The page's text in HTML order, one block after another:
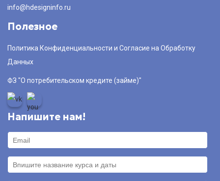
info@hdesigninfo.ru
Полезное
Политика Конфиденциальности и Согласие на Обработку
Данных
ФЗ "О потребительском кредите (займе)"
Напишите нам!